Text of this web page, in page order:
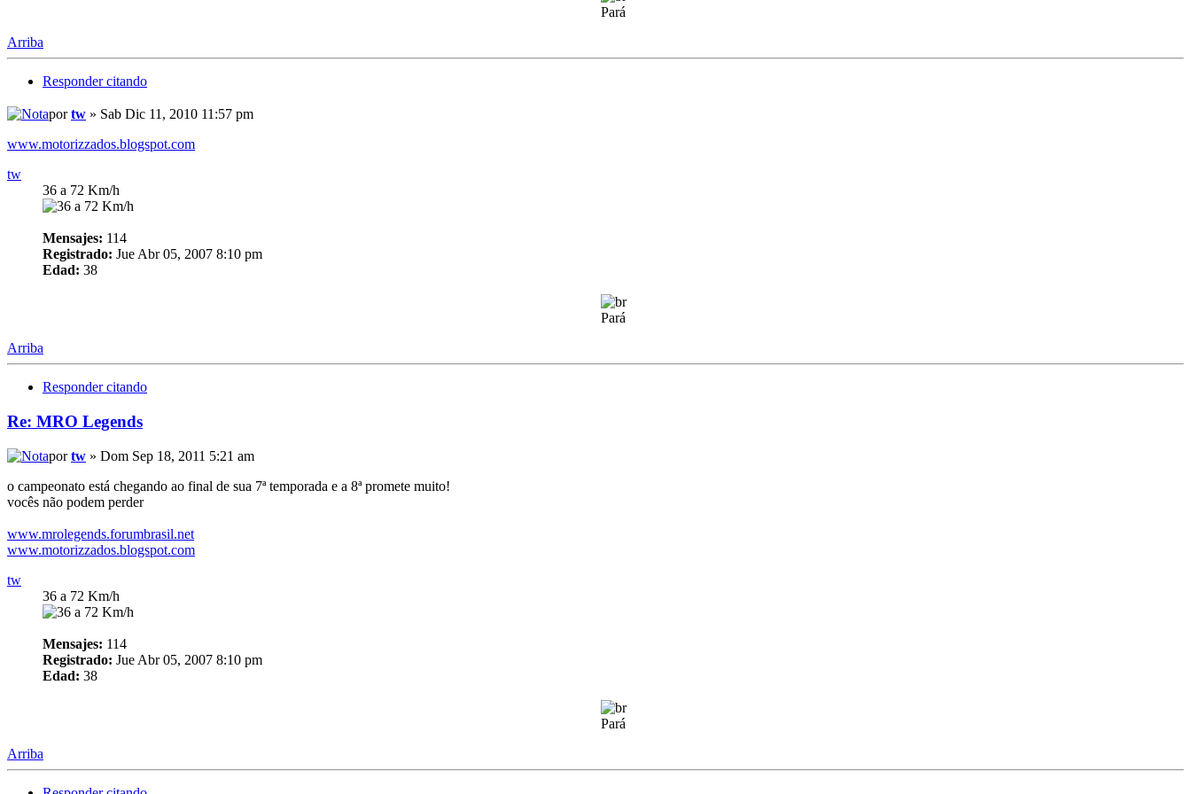
Pará
Arriba
Responder citando
portw » Sab Dic 11, 2010 11:57 pm
www.motorizzados.blogspot.com
tw
36 a 72 Km/h
Mensajes: 114
Registrado: Jue Abr 05, 2007 8:10 pm
Edad: 38
Pará
Arriba
Responder citando
Re: MRO Legends
portw » Dom Sep 18, 2011 5:21 am
o campeonato está chegando ao final de sua 7ª temporada e a 8ª promete muito!
vocês não podem perder
www.mrolegends.forumbrasil.net
www.motorizzados.blogspot.com
tw
36 a 72 Km/h
Mensajes: 114
Registrado: Jue Abr 05, 2007 8:10 pm
Edad: 38
Pará
Arriba